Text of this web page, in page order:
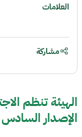
الهيئة تنظم
الإصدار السادس
العلامات
مشاركة